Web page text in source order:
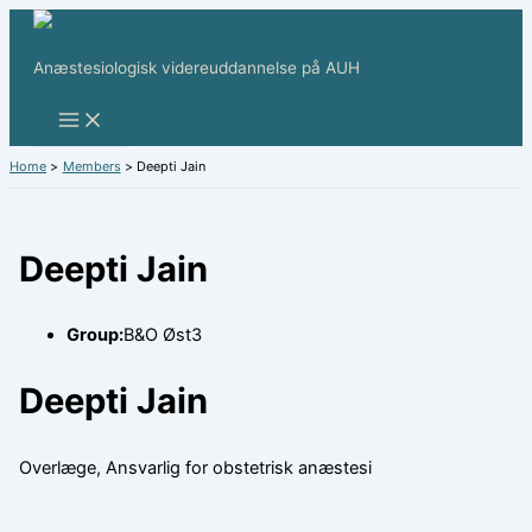
Skip
content
Anæstesiologisk videreuddannelse på AUH
Home Members Deepti Jain
Deepti Jain
Group:B&O Øst3
Deepti Jain
Overlæge, Ansvarlig for obstetrisk anæstesi